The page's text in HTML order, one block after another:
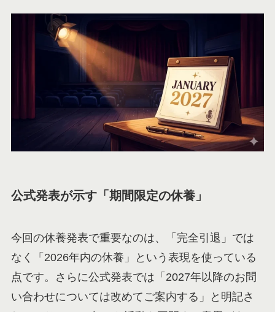
公式発表が示す「期間限定の休養」
今回の休養発表で重要なのは、「完全引退」では
なく「2026年内の休養」という表現を使っている
点です。さらに公式発表では「2027年以降のお問
い合わせについては改めてご案内する」と明記さ